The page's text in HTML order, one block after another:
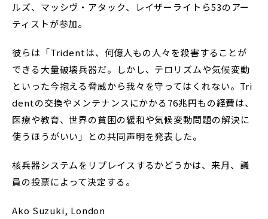
ルズ、マッシヴ・アタック、レイザーライトら53のアー
ティストが参加。
彼らは「Tridentは、何億人もの人々を殺害することが
できる大量破壊兵器だ。しかし、テロリズムや気候変動
といった今抱える脅威から我々を守ってはくれない。Tri
dentの交換やメンテナンスにかかる76兆円もの経費は、
医療や教育、世界の貧困の緩和や気候変動問題の解決に
使うほうがいい」との共同声明を発表した。
核兵器システムをリプレイスするかどうかは、来月、議
員の投票によって決定する。
Ako Suzuki, London